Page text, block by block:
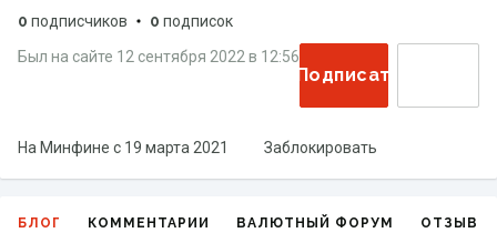
0 подписчиков 0 подписок
Был на сайте 12 сентября 2022 в 12:56
Подписаться
На Минфине с 19 марта 2021 Заблокировать
БЛОГ КОММЕНТАРИИ ВАЛЮТНЫЙ ФОРУМ ОТЗЫВЫ